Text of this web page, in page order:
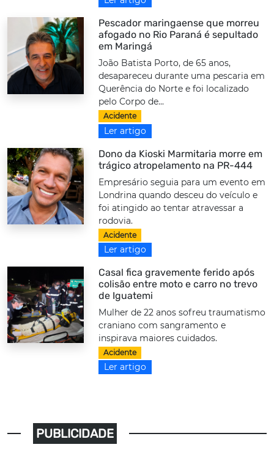
Pescador maringaense que morreu
afogado no Rio Paraná é sepultado
em Maringá
João Batista Porto, de 65 anos,
desapareceu durante uma pescaria em
Querência do Norte e foi localizado
pelo Corpo de...
Acidente
Ler artigo
Dono da Kioski Marmitaria morre em
trágico atropelamento na PR-444
Empresário seguia para um evento em
Londrina quando desceu do veículo e
foi atingido ao tentar atravessar a
rodovia.
Acidente
Ler artigo
Casal fica gravemente ferido após
colisão entre moto e carro no trevo
de Iguatemi
Mulher de 22 anos sofreu traumatismo
craniano com sangramento e
inspirava maiores cuidados.
Acidente
Ler artigo
PUBLICIDADE